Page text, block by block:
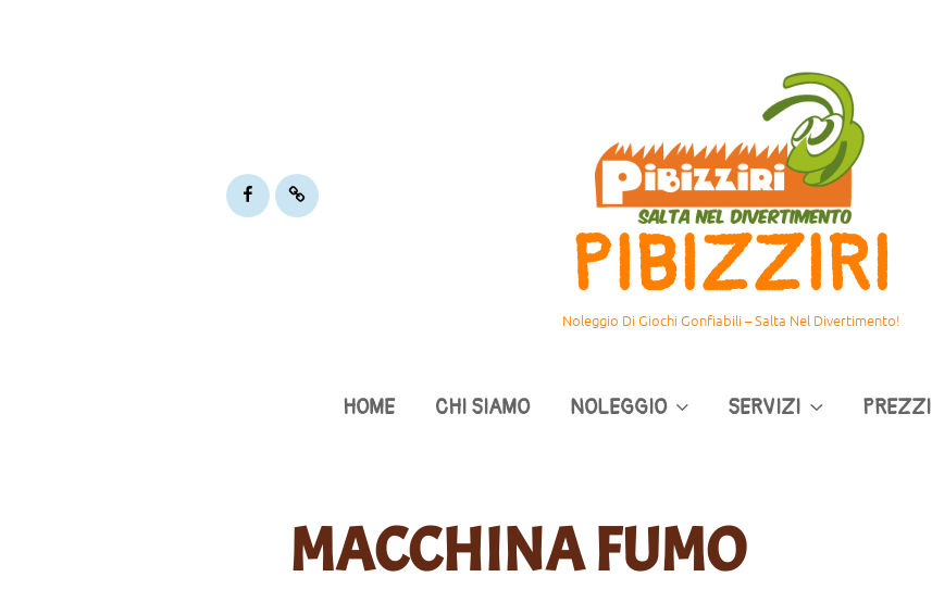
Pibizziri
su
Gmaps:
dove
PIBIZZIRI
Noleggio Di Giochi Gonfiabili – Salta Nel Divertimento!
HOME CHI SIAMO NOLEGGIO SERVIZI PREZZI
MACCHINA FUMO